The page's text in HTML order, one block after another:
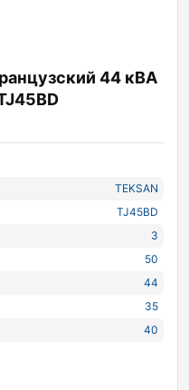
44 кВА
TEKSAN
TJ45BD
3
50
44
35
40